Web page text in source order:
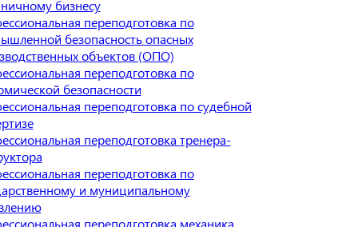
бизнесу
переподготовка по
безопасность опасных
объектов (ОПО)
переподготовка по
безопасности
переподготовка по судебной
переподготовка тренера-
переподготовка по
и муниципальному
переподготовка механика